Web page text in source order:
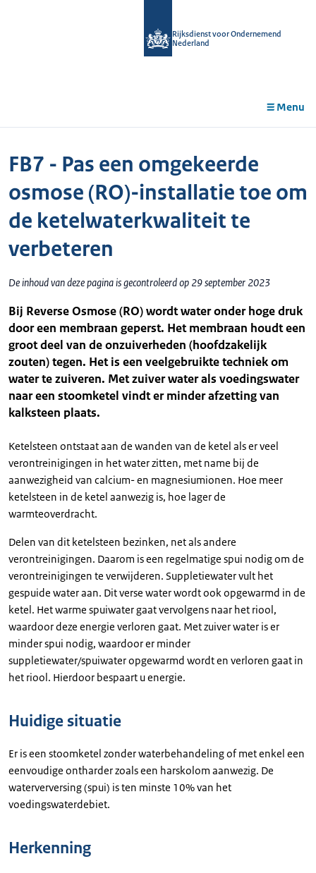
Rijksdienst voor Ondernemend
Nederland
Menu
FB7 - Pas een omgekeerde
osmose (RO)-installatie toe om
de ketelwaterkwaliteit te
verbeteren
De inhoud van deze pagina is gecontroleerd op 29 september 2023
Bij Reverse Osmose (RO) wordt water onder hoge druk
door een membraan geperst. Het membraan houdt een
groot deel van de onzuiverheden (hoofdzakelijk
zouten) tegen. Het is een veelgebruikte techniek om
water te zuiveren. Met zuiver water als voedingswater
naar een stoomketel vindt er minder afzetting van
kalksteen plaats.
Ketelsteen ontstaat aan de wanden van de ketel als er veel
verontreinigingen in het water zitten, met name bij de
aanwezigheid van calcium- en magnesiumionen. Hoe meer
ketelsteen in de ketel aanwezig is, hoe lager de
warmteoverdracht.
Delen van dit ketelsteen bezinken, net als andere
verontreinigingen. Daarom is een regelmatige spui nodig om de
verontreinigingen te verwijderen. Suppletiewater vult het
gespuide water aan. Dit verse water wordt ook opgewarmd in de
ketel. Het warme spuiwater gaat vervolgens naar het riool,
waardoor deze energie verloren gaat. Met zuiver water is er
minder spui nodig, waardoor er minder
suppletiewater/spuiwater opgewarmd wordt en verloren gaat in
het riool. Hierdoor bespaart u energie.
Huidige situatie
Er is een stoomketel zonder waterbehandeling of met enkel een
eenvoudige ontharder zoals een harskolom aanwezig. De
waterverversing (spui) is ten minste 10% van het
voedingswaterdebiet.
Herkenning